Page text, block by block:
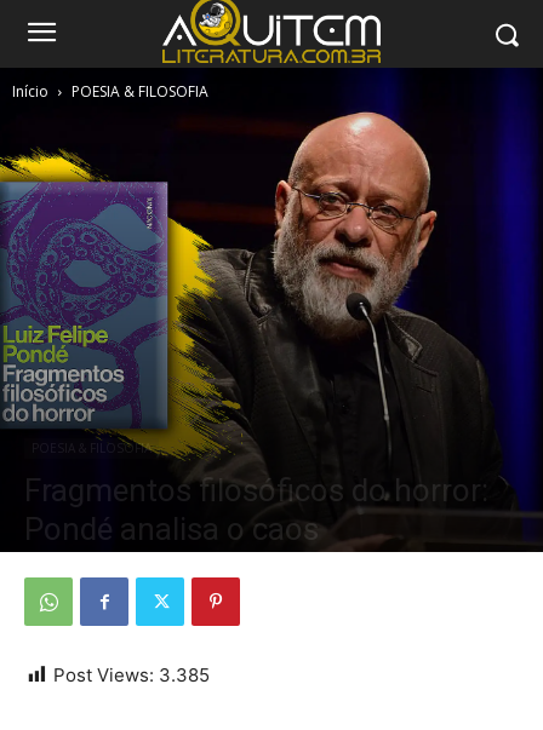
Início POESIA & FILOSOFIA
POESIA & FILOSOFIA
Fragmentos filosóficos do horror:
Pondé analisa o caos
Post Views: 3.385